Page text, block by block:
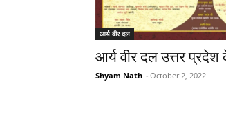
आर्य वीर दल
आर्य वीर दल उत्तर
Shyam Nath - October 2, 2022